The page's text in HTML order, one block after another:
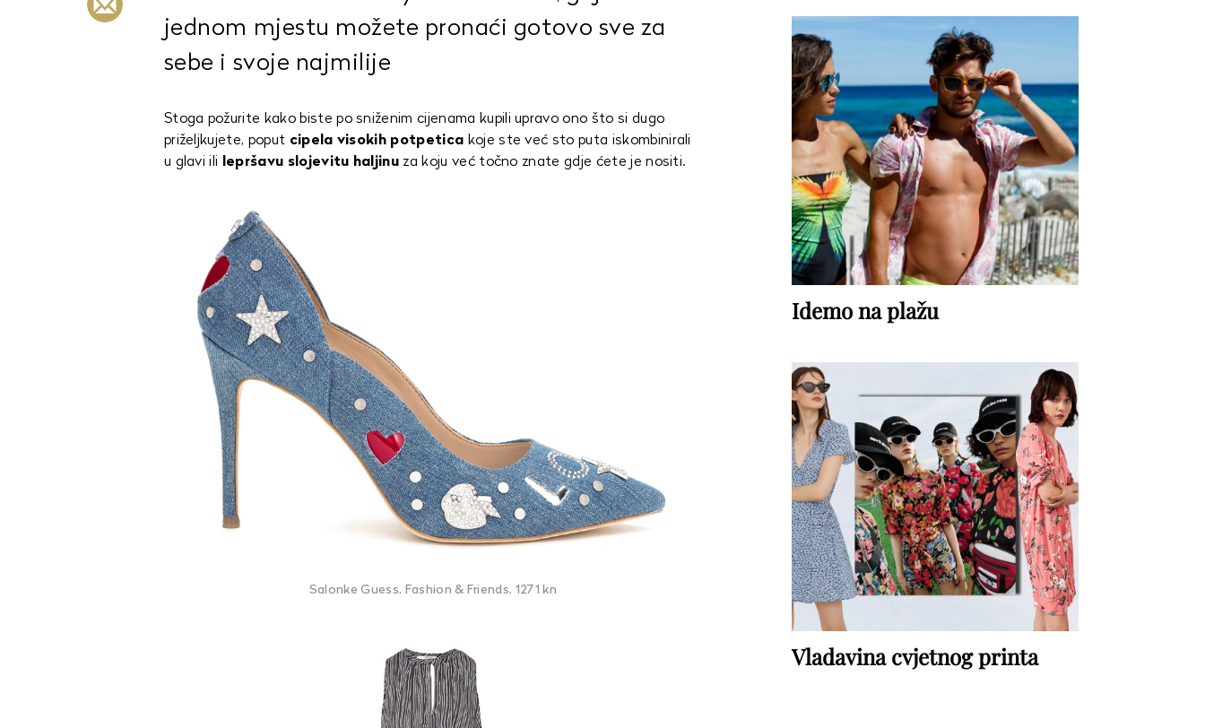
jednom mjestu možete pronaći gotovo sve za
sebe i svoje najmilije
Stoga požurite kako biste po sniženim cijenama kupili upravo ono što si dugo
priželjkujete, poput cipela visokih potpetica koje ste već sto puta iskombinirali
u glavi ili
lepršavu slojevitu haljinu za koju već točno znate gdje ćete je nositi.
Salonke Guess, Fashion & Friends, 1271 kn
Idemo na plažu
Vladavina cvjetnog printa